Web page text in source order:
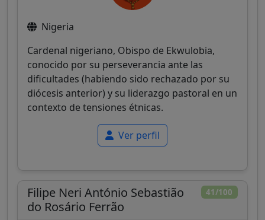
Nigeria
Cardenal nigeriano, Obispo de Ekwulobia,
conocido por su perseverancia ante las
dificultades (habiendo sido rechazado por su
diócesis anterior) y su liderazgo pastoral en un
contexto de tensiones étnicas.
Ver perfil
41/100
Filipe Neri António Sebastião
do Rosário Ferrão